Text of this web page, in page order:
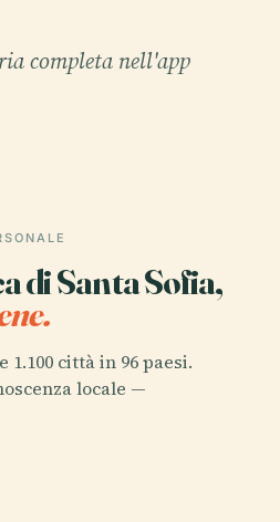
completa nell'app
di Santa Sofia,
città in 96 paesi.
locale —